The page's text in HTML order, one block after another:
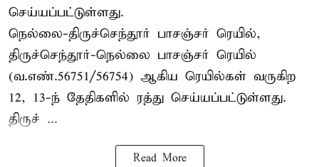
செய்யப்பட்டுள்ளது.
நெல்லை-திருச்செந்தூர் பாசஞ்சர் ரெயில்,
திருச்செந்தூர்-நெல்லை பாசஞ்சர் ரெயில்
(வ.எண்.56751/56754) ஆகிய ரெயில்கள் வருகிற
12, 13-ந் தேதிகளில் ரத்து செய்யப்பட்டுள்ளது.
திருச் ...
Read More